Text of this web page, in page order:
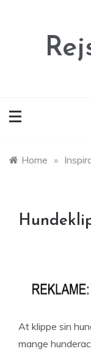
Home »
At klippe sin
mange